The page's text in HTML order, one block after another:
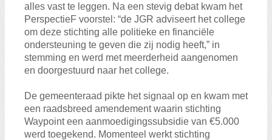
alles vast te leggen. Na een stevig debat kwam het
PerspectieF voorstel: “de JGR adviseert het college
om deze stichting alle politieke en financiële
ondersteuning te geven die zij nodig heeft,” in
stemming en werd met meerderheid aangenomen
en doorgestuurd naar het college.
De gemeenteraad pikte het signaal op en kwam met
een raadsbreed amendement waarin stichting
Waypoint een aanmoedigingssubsidie van €5.000
werd toegekend. Momenteel werkt stichting